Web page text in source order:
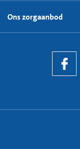
Ons zorgaanbod